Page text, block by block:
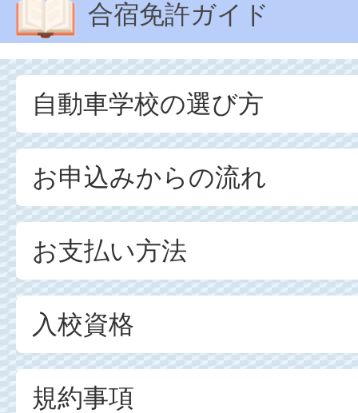
合宿免許ガイド
自動車学校の選び方
お申込みからの流れ
お支払い方法
入校資格
規約事項